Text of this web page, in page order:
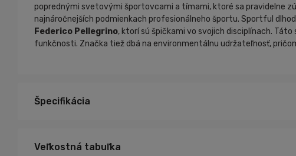
poprednými svetovými športovcami a tímami, ktoré sa pravidelne
najnáročnejších podmienkach profesionálneho športu. Sportful
Federico Pellegrino, ktorí sú špičkami vo svojich disciplínach.
funkčnosti. Značka tiež dbá na environmentálnu udržateľnosť,
Špecifikácia
Veľkostná tabuľka